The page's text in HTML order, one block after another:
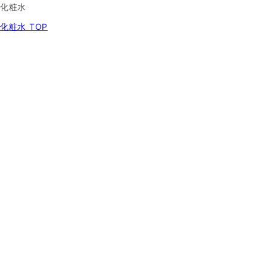
化粧水
化粧水 TOP